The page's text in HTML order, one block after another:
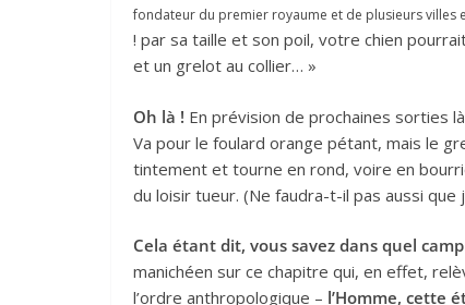
fondateur du premier royaume et de plusieurs villes
! par sa taille et son poil, votre chien
et un grelot au collier… »
Oh là ! En prévision de prochaines sorties
Va pour le foulard orange pétant, mais le
tintement et tourne en rond, voire en
du loisir tueur. (Ne faudra-t-il pas aussi que
Cela étant dit, vous savez dans quel
manichéen sur ce chapitre qui, en effet,
l’ordre anthropologique – l’Homme, cette